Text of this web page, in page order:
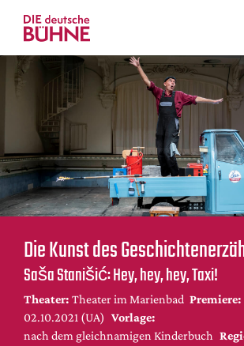
Kritiken
Schauspiel
Musiktheater
Tanz
Crossover
Bühnenwelt
Festivals & Veranstaltungen
Menschen & Theater
Themen
Internationales
Nachrufe
Medientipps
Die Kunst des
Saša Stanišić: Hey, hey, hey, Taxi!
Theater: Theater im Marienbad Premiere:
02.10.2021 (UA) Vorlage:
nach dem gleichnamigen Kinderbuch